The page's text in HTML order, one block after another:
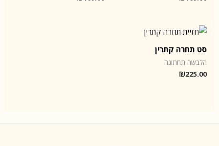
סט תחרה קתרין
הלבשה תחתונה
₪225.00